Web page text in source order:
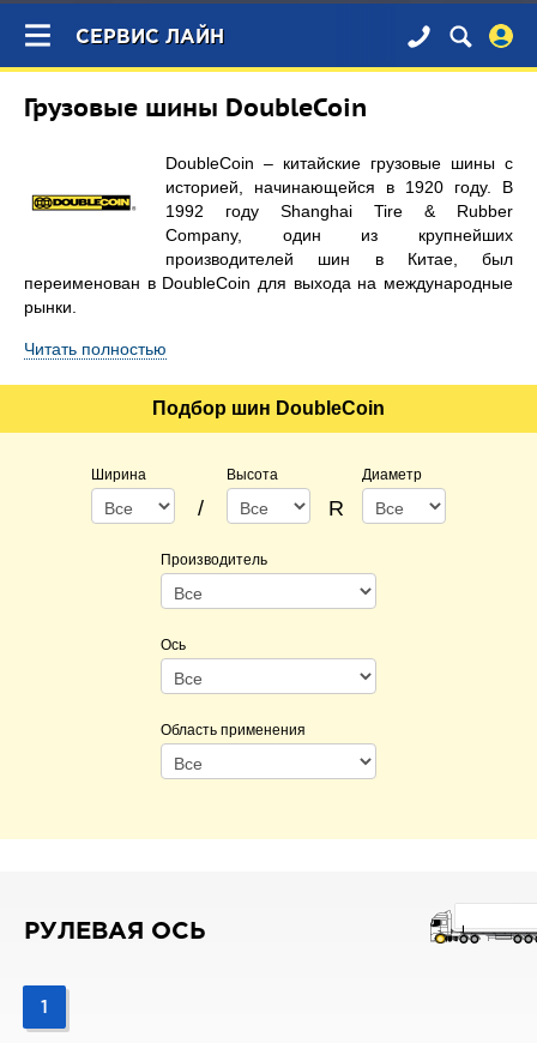
×
СЕРВИС ЛАЙН
Грузовые шины DoubleCoin
DoubleCoin – китайские грузовые шины с
историей, начинающейся в 1920 году. В
1992 году Shanghai Tire & Rubber
Company, один из крупнейших
производителей шин в Китае, был
переименован в DoubleCoin для выхода на международные
рынки.
Читать полностью
Подбор шин DoubleCoin
Ширина
/
Высота
R
Диаметр
Производитель
Ось
Область применения
РУЛЕВАЯ ОСЬ
1